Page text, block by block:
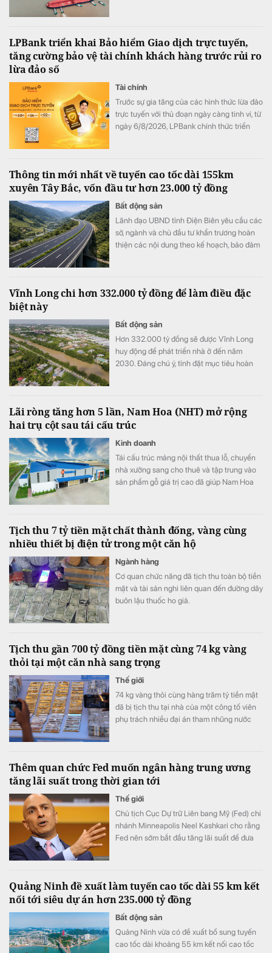
LPBank triển khai Bảo hiểm Giao dịch trực tuyến,
tăng cường bảo vệ tài chính khách hàng trước rủi ro
lừa đảo số
Tài chính
Trước sự gia tăng của các hình thức lừa đảo
trực tuyến với thủ đoạn ngày càng tinh vi, từ
ngày 6/8/2026, LPBank chính thức triển
thiểu tổn thất tài chính từ các giao dịch trực
tuyến trái phép, đồng thời hỗ trợ khôi phục
danh tính trực tuyến khi thông tin cá nhân bị
đánh cắp, góp phần mang đến trải nghiệm
giao dịch số an toàn và an tâm hơn.
Thông tin mới nhất về tuyến cao tốc dài 155km
xuyên Tây Bắc, vốn đầu tư hơn 23.000 tỷ đồng
Bất động sản
Lãnh đạo UBND tỉnh Điện Biên yêu cầu các
sở, ngành và chủ đầu tư khẩn trương hoàn
thiện các nội dung theo kế hoạch, bảo đảm
chuẩn bị Lễ động thổ Dự án thành phần 2.
Vĩnh Long chi hơn 332.000 tỷ đồng để làm điều đặc
biệt này
Bất động sản
Hơn 332.000 tỷ đồng sẽ được Vĩnh Long
huy động để phát triển nhà ở đến năm
2030. Đáng chú ý, tỉnh đặt mục tiêu hoàn
Lãi ròng tăng hơn 5 lần, Nam Hoa (NHT) mở rộng
hai trụ cột sau tái cấu trúc
Kinh doanh
Tái cấu trúc mảng nội thất thua lỗ, chuyển
nhà xưởng sang cho thuê và tập trung vào
sản phẩm gỗ giá trị cao đã giúp Nam Hoa
bất động sản công nghiệp.
Tịch thu 7 tỷ tiền mặt chất thành đống, vàng cùng
nhiều thiết bị điện tử trong một căn hộ
Ngành hàng
Cơ quan chức năng đã tịch thu toàn bộ tiền
mặt và tài sản nghi liên quan đến đường dây
buôn lậu thuốc ho giả.
Tịch thu gần 700 tỷ đồng tiền mặt cùng 74 kg vàng
thỏi tại một căn nhà sang trọng
Thế giới
74 kg vàng thỏi cùng hàng trăm tỷ tiền mặt
đã bị tịch thu tại nhà của một công tố viên
phụ trách nhiều đại án tham nhũng nước
Thêm quan chức Fed muốn ngân hàng trung ương
tăng lãi suất trong thời gian tới
Thế giới
Chủ tịch Cục Dự trữ Liên bang Mỹ (Fed) chi
nhánh Minneapolis Neel Kashkari cho rằng
Fed nên sớm bắt đầu tăng lãi suất để đưa
Quảng Ninh đề xuất làm tuyến cao tốc dài 55 km kết
nối tới siêu dự án hơn 235.000 tỷ đồng
Bất động sản
Quảng Ninh vừa có đề xuất bổ sung tuyến
cao tốc dài khoảng 55 km kết nối cao tốc